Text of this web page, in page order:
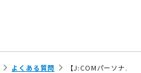
よくある質問 【J:COMパーソナル